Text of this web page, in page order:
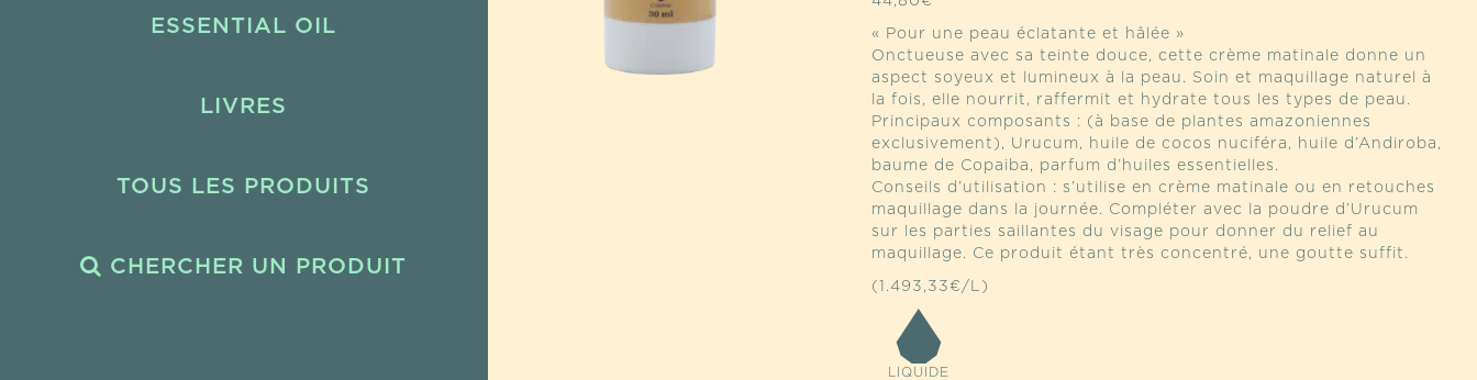
ESSENTIAL OIL
LIVRES
TOUS LES PRODUITS
CHERCHER UN PRODUIT
« Pour une peau éclatante et hâlée »
Onctueuse avec sa teinte douce, cette crème matinale donne un
aspect soyeux et lumineux à la peau. Soin et maquillage naturel à
la fois, elle nourrit, raffermit et hydrate tous les types de peau.
Principaux composants : (à base de plantes amazoniennes
exclusivement), Urucum, huile de cocos nuciféra, huile d’Andiroba,
baume de Copaiba, parfum d’huiles essentielles.
Conseils d’utilisation : s’utilise en crème matinale ou en retouches
maquillage dans la journée. Compléter avec la poudre d’Urucum
sur les parties saillantes du visage pour donner du relief au
maquillage. Ce produit étant très concentré, une goutte suffit.
(1.493,33€/L)
LIQUIDE